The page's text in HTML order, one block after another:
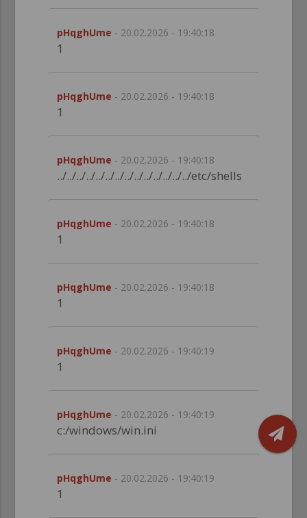
pHqghUme - 20.02.2026 - 19:40:18
1
pHqghUme - 20.02.2026 - 19:40:18
1
pHqghUme - 20.02.2026 - 19:40:18
../../../../../../../../../../../../../../etc/shells
pHqghUme - 20.02.2026 - 19:40:18
1
pHqghUme - 20.02.2026 - 19:40:18
1
pHqghUme - 20.02.2026 - 19:40:19
1
pHqghUme - 20.02.2026 - 19:40:19
c:/windows/win.ini
pHqghUme - 20.02.2026 - 19:40:19
1